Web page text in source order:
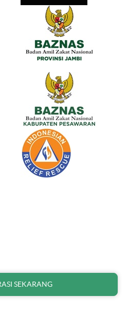
SEKARANG